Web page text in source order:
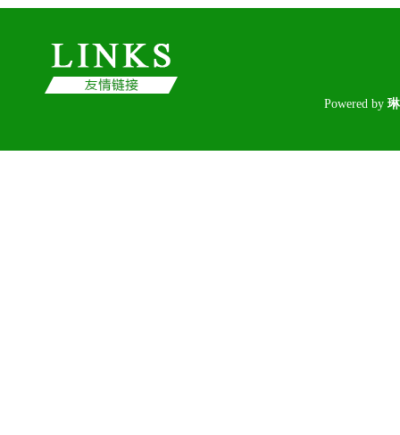
Poweredby